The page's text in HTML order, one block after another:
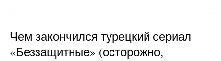
Чем закончился турецкий сериал
«Беззащитные» (осторожно,